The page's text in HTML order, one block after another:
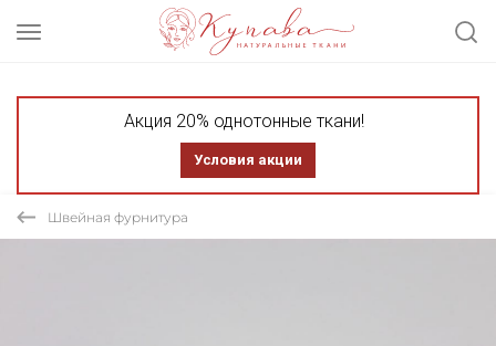
Акция 20% однотонные ткани!
Условия акции
Швейная фурнитура